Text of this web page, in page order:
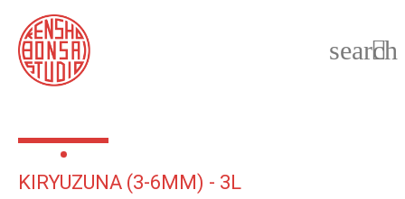

search
KIRYUZUNA (3-6MM) - 3L